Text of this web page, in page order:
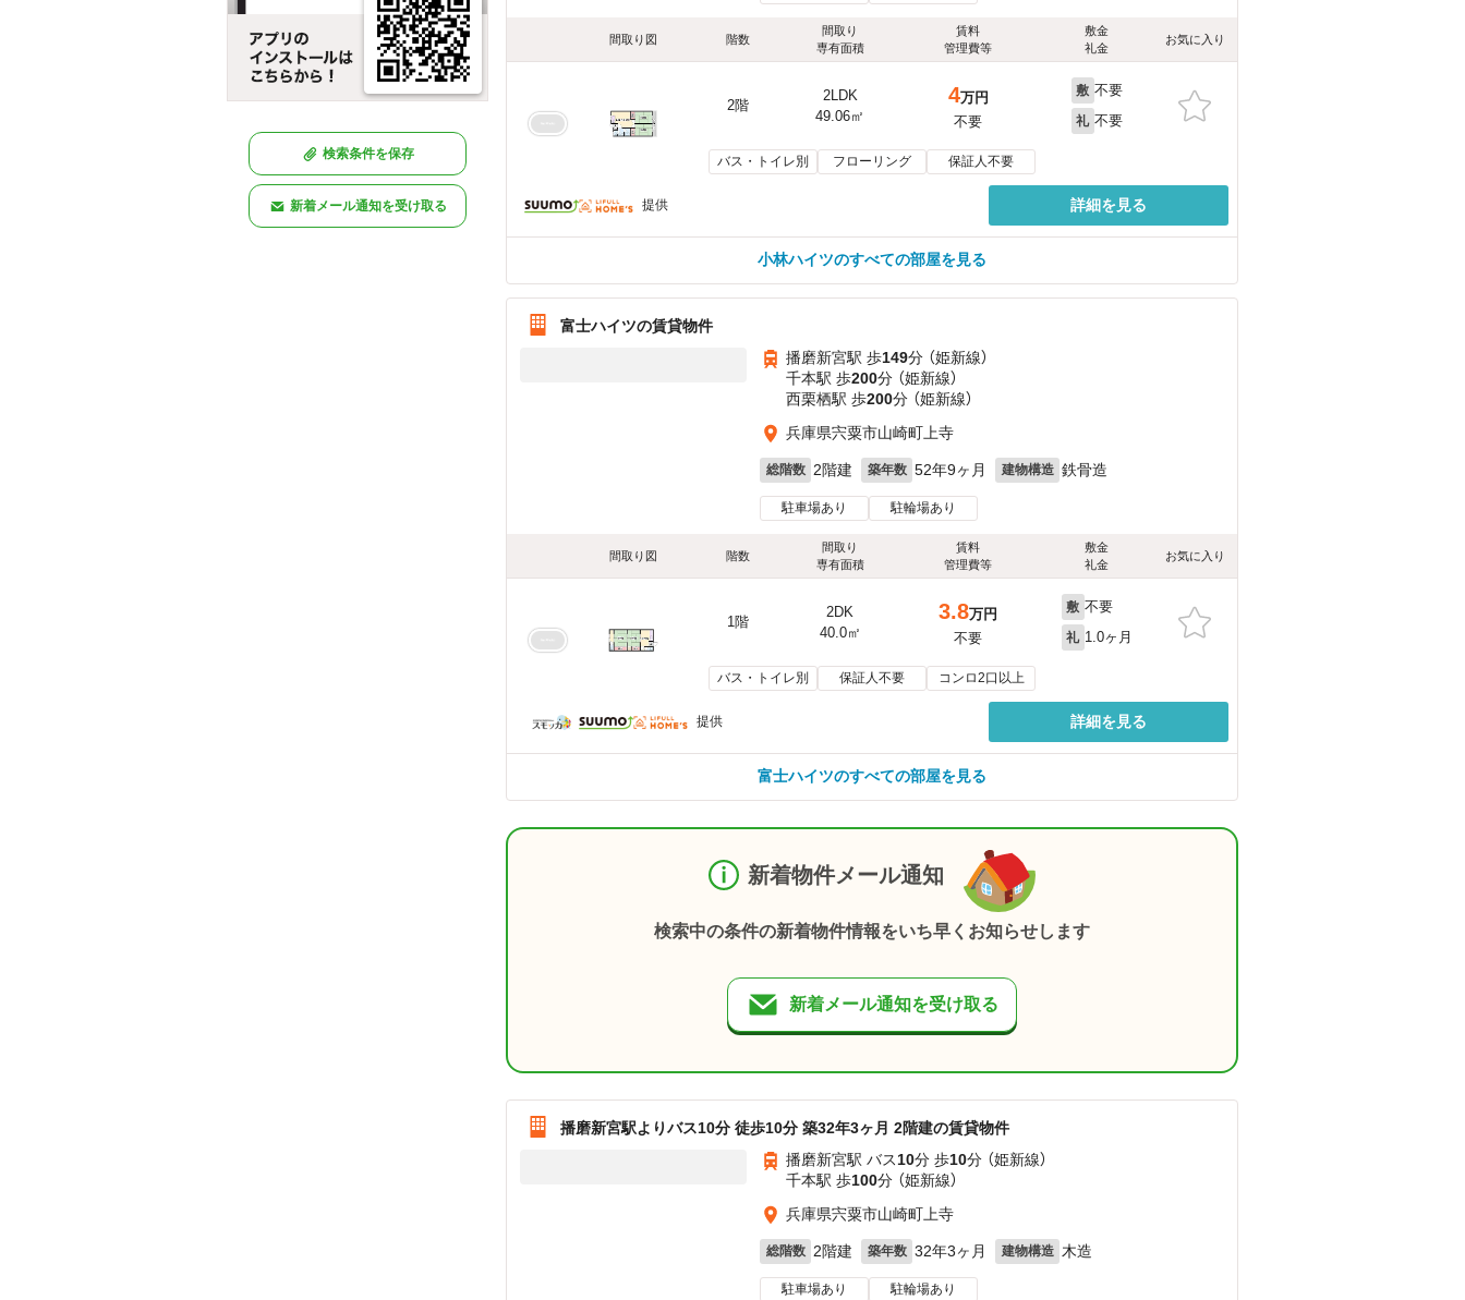
検索条件を保存
新着メール通知を受け取る
間取り図 階数
間取り
専有面積
賃料
管理費等
敷金
礼金
お気に入り
2階
2LDK
49.06㎡
4万円
不要
敷 不要
礼 不要
バス・トイレ別 フローリング 保証人不要
提供 詳細を見る
小林ハイツのすべての部屋を見る
富士ハイツの賃貸物件
播磨新宮駅 歩149分 （姫新線）
千本駅 歩200分 （姫新線）
西栗栖駅 歩200分 （姫新線）
兵庫県宍粟市山崎町上寺
総階数 2階建 築年数 52年9ヶ月 建物構造 鉄骨造
駐車場あり 駐輪場あり
間取り図 階数
間取り
専有面積
賃料
管理費等
敷金
礼金
お気に入り
1階
2DK
40.0㎡
3.8万円
不要
敷 不要
礼 1.0ヶ月
バス・トイレ別 保証人不要 コンロ2口以上
提供 詳細を見る
富士ハイツのすべての部屋を見る
新着物件メール通知
検索中の条件の新着物件情報をいち早くお知らせします
新着メール通知を受け取る
播磨新宮駅よりバス10分 徒歩10分 築32年3ヶ月 2階建の賃貸物件
播磨新宮駅 バス10分 歩10分 （姫新線）
千本駅 歩100分 （姫新線）
兵庫県宍粟市山崎町上寺
総階数 2階建 築年数 32年3ヶ月 建物構造 木造
駐車場あり 駐輪場あり